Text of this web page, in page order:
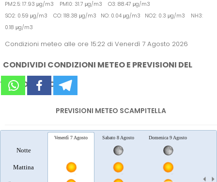
PM2.5: 17.93 μg/m3 PM10: 31.7 μg/m3 O3: 88.47 μg/m3
SO2: 0.59 μg/m3 CO: 118.38 μg/m3 NO: 0.04 μg/m3 NO2: 0.3 μg/m3 NH3:
0.18 μg/m3
Condizioni meteo alle ore 15:22 di Venerdì 7 Agosto 2026
CONDIVIDI CONDIZIONI METEO E PREVISIONI DEL
TEMPO SUI SOCIAL
PREVISIONI METEO SCAMPITELLA
Notte
Mattina
Venerdì 7 Agosto Sabato 8 Agosto Domenica 9 Agosto